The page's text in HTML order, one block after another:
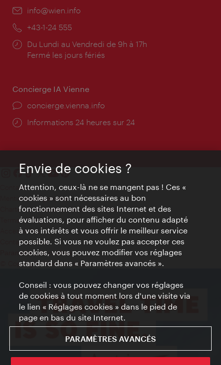
E-
info@wien.info
Téléphone:
+43-1-24 555
Horaires
d'ouverture:
Du Lundi au Vendredi de 9h à 17h
Fermé les jours fériés
Concierge IA Vienne
Ort:
concierge.vienna.info
Öffnungszeiten:
Informations 24 heures sur 24
Contact
Mentions obligatoires
Charte sur le respect de la vie privée
Terms of Use
Accessibilité
Contact presse
Paramètres de cookies
© Copyright WienTourismus
Envie de cookies ?
Attention, ceux-là ne se mangent pas ! Ces «
cookies » sont nécessaires au bon
fonctionnement des sites Internet et des
évaluations, pour afficher du contenu adapté
à vos intérêts et vous offrir le meilleur service
possible. Si vous ne voulez pas accepter ces
cookies, vous pouvez modifier vos réglages
standard dans « Paramètres avancés ».
Conseil : vous pouvez changer vos réglages
de cookies à tout moment lors d'une visite via
le lien « Réglages cookies » dans le pied de
page en bas du site Internet.
PARAMÈTRES AVANCÉS